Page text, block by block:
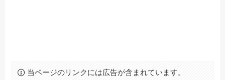
当ページのリンクには広告が含まれています。